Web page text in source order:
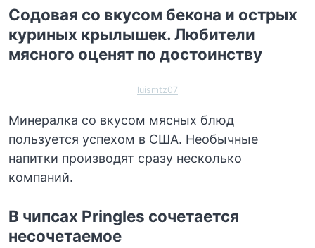
Содовая со вкусом бекона и острых
куриных крылышек. Любители
мясного оценят по достоинству
luismtz07
Минералка со вкусом мясных блюд
пользуется успехом в США. Необычные
напитки производят сразу несколько
компаний.
В чипсах Pringles сочетается
несочетаемое